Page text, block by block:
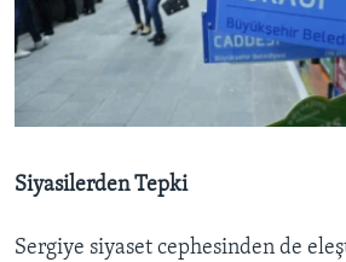
Siyasilerden Tepki
Sergiye siyaset cephesinden de